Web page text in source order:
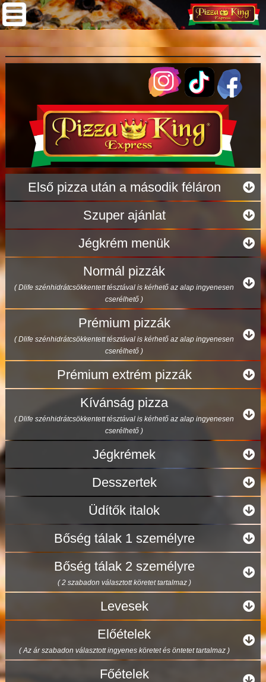
Első pizza után a második féláron
Szuper ajánlat
Jégkrém menük
Normál pizzák
( Dlife szénhidrátcsökkentett tésztával is kérhető az alap ingyenesen
cserélhető )
Prémium pizzák
( Dlife szénhidrátcsökkentett tésztával is kérhető az alap ingyenesen
cserélhető )
Prémium extrém pizzák
Kívánság pizza
( Dlife szénhidrátcsökkentett tésztával is kérhető az alap ingyenesen
cserélhető )
Jégkrémek
Desszertek
Üdítők italok
Bőség tálak 1 személyre
Bőség tálak 2 személyre
( 2 szabadon választott köretet tartalmaz )
Levesek
Előételek
( Az ár szabadon választott ingyenes köretet és öntetet tartalmaz )
Főételek